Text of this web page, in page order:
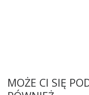
MOŻE CI SIĘ